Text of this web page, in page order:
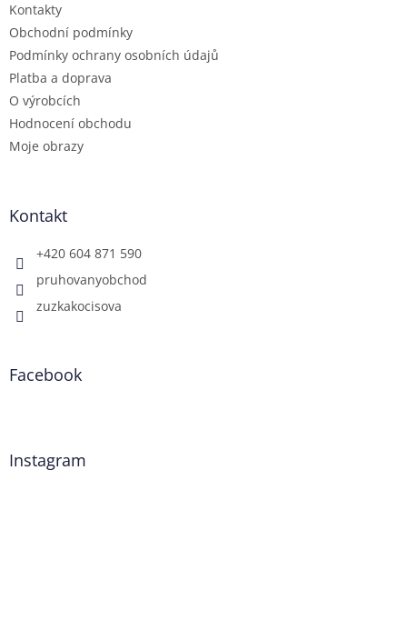
Kontakty
Obchodní podmínky
Podmínky ochrany osobních údajů
Platba a doprava
O výrobcích
Hodnocení obchodu
Moje obrazy
Kontakt
+420 604 871 590
pruhovanyobchod
zuzkakocisova
Facebook
Instagram